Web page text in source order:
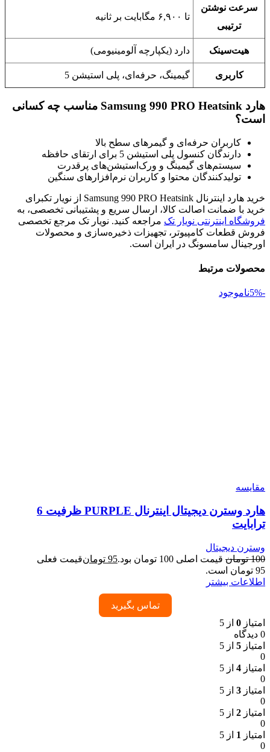
سرعت نوشتن
ترتیبی
تا ۶,۹۰۰ مگابایت بر ثانیه
هیت‌سینک دارد (یکپارچه آلومینیومی)
کاربری گیمینگ، حرفه‌ای، پلی استیشن 5
هارد Samsung 990 PRO Heatsink مناسب چه کسانی
است؟
کاربران حرفه‌ای و گیمرهای سطح بالا
دارندگان کنسول پلی استیشن 5 برای ارتقای حافظه
سیستم‌های گیمینگ و ورک‌استیشن‌های پرقدرت
تولیدکنندگان محتوا و کاربران نرم‌افزارهای سنگین
خرید هارد اینترنال Samsung 990 PRO Heatsink از نویار تکبرای
خرید با ضمانت اصالت کالا، ارسال سریع و پشتیبانی تخصصی، به
فروشگاه اینترنتی نویار تک مراجعه کنید. نویار تک مرجع تخصصی
فروش قطعات کامپیوتر، تجهیزات ذخیره‌سازی و محصولات
اورجینال سامسونگ در ایران است.
محصولات مرتبط
-5% ناموجود
مقایسه
هارد وسترن دیجیتال اینترنال PURPLE ظرفیت 6
ترابایت
وسترن دیجیتال
100 تومان قیمت اصلی 100 تومان بود. 95 تومانقیمت فعلی
95 تومان است.
اطلاعات بیشتر
تماس بگیرید
امتیاز 0 از 5
0 دیدگاه
امتیاز 5 از 5
0
امتیاز 4 از 5
0
امتیاز 3 از 5
0
امتیاز 2 از 5
0
امتیاز 1 از 5
0